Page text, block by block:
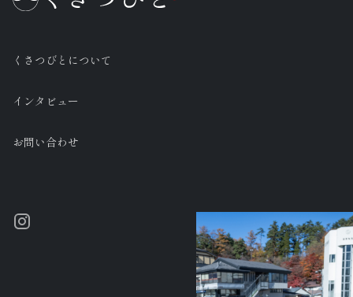
くさつびとについて
インタビュー
お問い合わせ